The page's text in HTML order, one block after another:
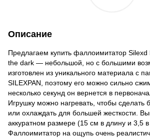
Описание
Предлагаем купить фаллоимитатор Silexd
the dark — небольшой, но с большими
изготовлен из уникального материала с
SILEXPAN, поэтому его можно сильно
несколько секунд он вернется в
Игрушку можно нагревать, чтобы сделать
или охлаждать для большей жесткости.
аккуратном размере (15 см в длину и 3,5 в
Фаллоимитатор на ощупь очень